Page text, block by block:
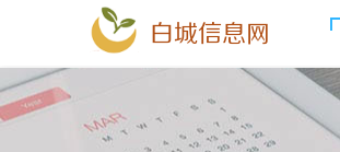
白城信息网